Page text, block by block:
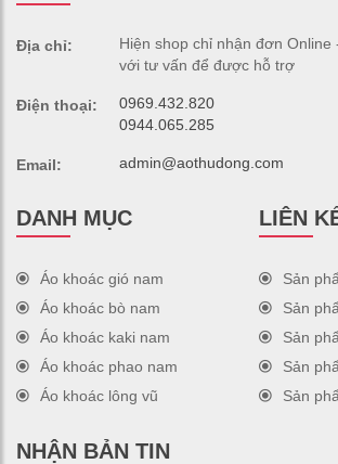
Địa chỉ:
Hiện shop chỉ nhận đơn Online
với tư vấn để được hỗ trợ
Điện thoại:
0969.432.820
0944.065.285
Email: admin@aothudong.com
DANH MỤC
Áo khoác gió nam
Áo khoác bò nam
Áo khoác kaki nam
Áo khoác phao nam
Áo khoác lông vũ
LIÊN
Sản
Sản
Sản
Sản
Sản
NHẬN BẢN TIN